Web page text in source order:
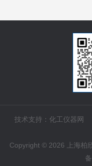
技术支持： 化工仪器网
Copyright © 2026 上海柏